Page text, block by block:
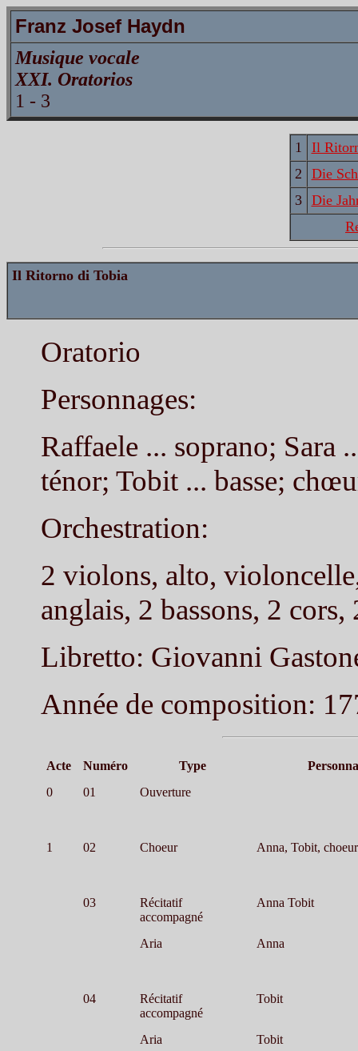
Franz Josef Haydn
Musique vocale
XXI. Oratorios
1 - 3
1
Il
2
Die
3
Die
Il Ritorno di Tobia
Oratorio
Personnages:
Raffaele ... soprano; Sara
ténor; Tobit ... basse;
Orchestration:
2 violons, alto,
anglais, 2 bassons, 2
Libretto: Giovanni
Année de composition:
Acte Numéro Type
0
01 Ouverture
1 02 Choeur Anna, Tobit, choeur
03
Récitatif
accompagné
Anna Tobit
Aria Anna
04
Récitatif
accompagné
Tobit
Aria Tobit